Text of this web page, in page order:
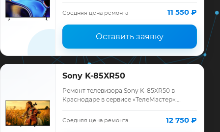
ремонта, запчасти и гарантия до 12
месяцев.
Средняя цена ремонта 11 550 ₽
Оставить заявку
Sony K-85XR50
Ремонт телевизора Sony K-85XR50 в
Краснодаре в сервисе «ТелеМастер»:
ремонта, запчасти и гарантия до 12
месяцев.
Средняя цена ремонта 12 750 ₽